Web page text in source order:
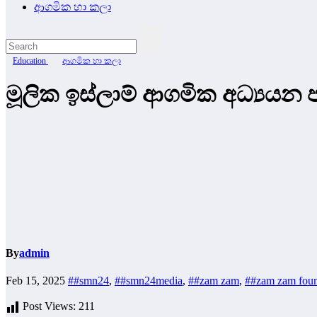
ආගමික හා කලා
Education ආගමික හා කලා
මූලික ඉස්ලාම් ආගමික අධ්‍යයන
Byadmin
Feb 15, 2025 ##smn24, ##smn24media, ##zam zam, ##zam zam
Post Views: 211